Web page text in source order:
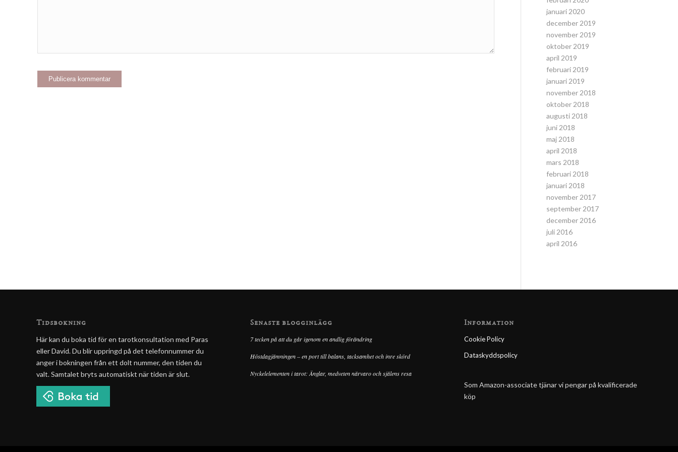
januari 2020
december 2019
november 2019
oktober 2019
april 2019
februari 2019
januari 2019
november 2018
oktober 2018
augusti 2018
juni 2018
maj 2018
april 2018
mars 2018
februari 2018
januari 2018
november 2017
september 2017
december 2016
juli 2016
april 2016
Tidsbokning
Här kan du boka tid för en tarotkonsultation med Paras
eller David. Du blir uppringd på det telefonnummer du
anger i bokningen från ett dolt nummer, den tiden du
valt. Samtalet bryts automatiskt när tiden är slut.
Senaste blogginlägg
7 tecken på att du går igenom en andlig förändring
Höstdagjämningen – en port till balans, tacksamhet och inre skörd
Nyckelelementen i tarot: Änglar, medveten närvaro och själens resa
Information
Cookie Policy
Dataskyddspolicy
Som Amazon-associate tjänar vi pengar på kvalificerade
köp